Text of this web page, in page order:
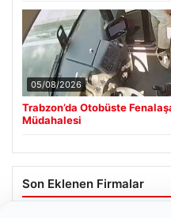
05/08/2026
Trabzon’da Otobüste
Müdahalesi
Son Eklenen Firmalar